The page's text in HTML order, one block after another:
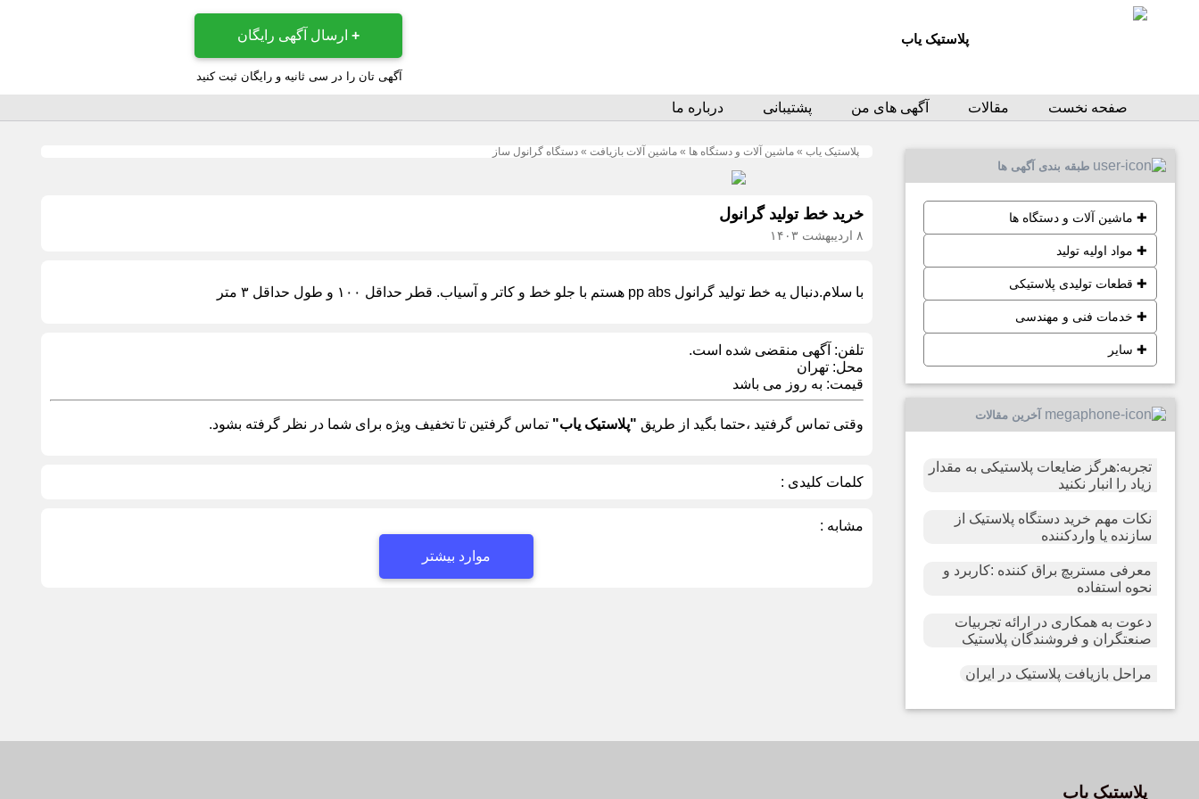
پلاستیک یاب +ارسال آگهی رایگان
آگهی تان را در سی ثانیه و رایگان ثبت کنید
صفحه نخست مقالات آگهی های من پشتیبانی درباره ما
پلاستیک یاب »ماشین آلات و دستگاه ها »ماشین آلات بازیافت »دستگاه گرانول ساز
خرید خط تولید گرانول
۸ اردیبهشت ۱۴۰۳
با سلام.دنبال یه خط تولید گرانول pp abs هستم با جلو خط و کاتر و آسیاب. قطر حداقل ۱۰۰ و طول حداقل ۳ متر
تلفن: آگهی منقضی شده است.
محل:تهران
قیمت: به روز می باشد
وقتی تماس گرفتید ،حتما بگید از طریق "پلاستیک یاب"تماس گرفتین تا تخفیف ویژه برای شما در نظر گرفته بشود.
کلمات کلیدی :
مشابه :
موارد بیشتر
طبقه بندی آگهی ها
✚ماشین آلات و دستگاه ها
✚مواد اولیه تولید
✚قطعات تولیدی پلاستیکی
✚خدمات فنی و مهندسی
✚سایر
آخرین مقالات
تجربه:هرگز ضایعات پلاستیکی به مقدار
زیاد را انبار نکنید
نکات مهم خرید دستگاه پلاستیک از
سازنده یا واردکننده
معرفی مستربچ براق کننده :کاربرد و
نحوه استفاده
دعوت به همکاری در ارائه تجربیات
صنعتگران و فروشندگان پلاستیک
مراحل بازیافت پلاستیک در ایران
پلاستیک یاب